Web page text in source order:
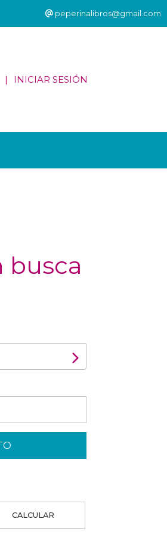
peperinalibros@gmail.com
INICIAR SESIÓN
busca
CALCULAR